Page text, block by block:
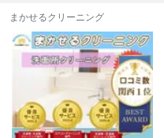
まかせるクリーニング